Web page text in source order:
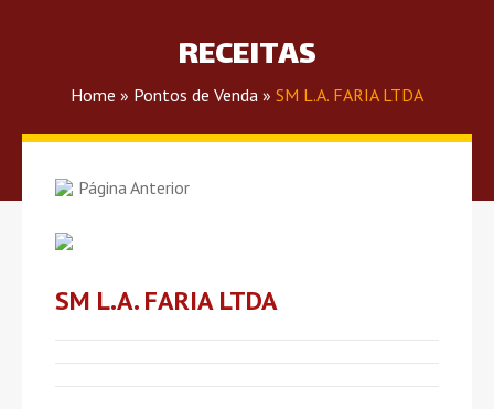
RECEITAS
Home » Pontos de Venda » SM L.A. FARIA LTDA
Página Anterior
SM L.A. FARIA LTDA